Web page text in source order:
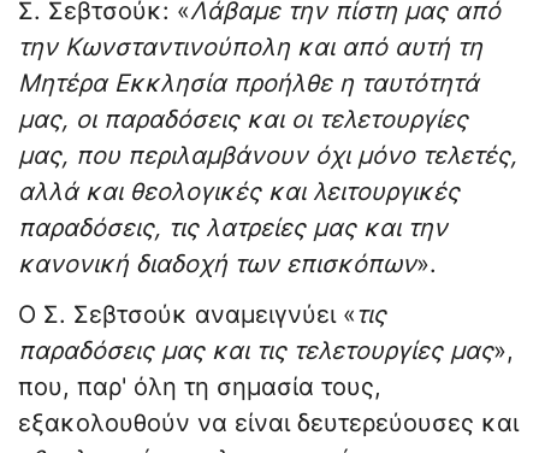
Σ. Σεβτσούκ: «Λάβαμε την πίστη μας από
την Κωνσταντινούπολη και από αυτή τη
Μητέρα Εκκλησία προήλθε η ταυτότητά
μας, οι παραδόσεις και οι τελετουργίες
μας, που περιλαμβάνουν όχι μόνο τελετές,
αλλά και θεολογικές και λειτουργικές
παραδόσεις, τις λατρείες μας και την
κανονική διαδοχή των επισκόπων».
Ο Σ. Σεβτσούκ αναμειγνύει «τις
παραδόσεις μας και τις τελετουργίες μας»,
που, παρ' όλη τη σημασία τους,
εξακολουθούν να είναι δευτερεύουσες και